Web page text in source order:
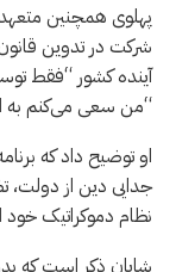
پهلوی همچنین
شرکت در تدوین
آینده کشور “فقط
“من سعی می‌کنم به
او توضیح داد که
جدایی دین از
نظام دموکراتیک